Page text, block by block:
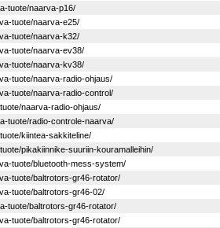
tuote/naarva-p16/
tuote/naarva-e25/
tuote/naarva-k32/
tuote/naarva-ev38/
tuote/naarva-kv38/
tuote/naarva-radio-ohjaus/
tuote/naarva-radio-control/
naarva-radio-ohjaus/
tuote/radio-controle-naarva/
kiintea-sakkiteline/
pikakiinnike-suuriin-kouramalleihin/
tuote/bluetooth-mess-system/
tuote/baltrotors-gr46-rotator/
tuote/baltrotors-gr46-02/
tuote/baltrotors-gr46-rotator/
tuote/baltrotors-gr46-rotator/